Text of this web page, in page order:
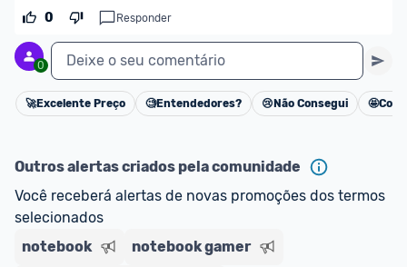
0 Responder
0 Deixe o seu comentário
Cancelar
🚀Excelente Preço 🧐Entendedores? 😢 Não Consegui 🤩
Outros alertas criados pela comunidade
Você receberá alertas de novas promoções dos termos
selecionados
notebook
notebook gamer